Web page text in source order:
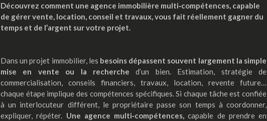
Découvrez comment une agence immobilière multi‑compétences, capable
de gérer vente, location, conseil et travaux, vous fait réellement gagner du
temps et de l’argent sur votre projet.
Dans un projet immobilier, les besoins dépassent souvent largement la simple
mise en vente ou la recherched’un bien. Estimation, stratégie de
commercialisation, conseils financiers, travaux, location, revente future…
chaque étape implique des compétences spécifiques. Si chaque tâche est confiée
à un interlocuteur différent, le propriétaire passe son temps à coordonner,
expliquer, répéter. Une agence multi‑compétences, capable de prendre en